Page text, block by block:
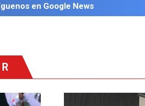
en Google News